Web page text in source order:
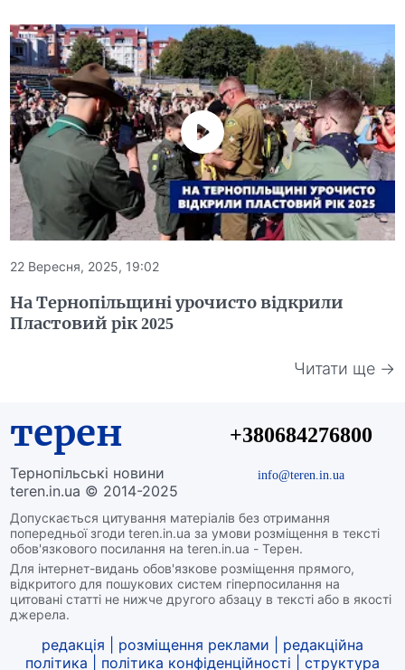
22 Вересня, 2025, 19:02
На Тернопільщині урочисто відкрили
Пластовий рік 2025
Читати ще →
терен
Тернопільські новини
teren.in.ua © 2014-2025
Допускається цитування матеріалів без отримання
попередньої згоди teren.in.ua за умови розміщення в тексті
обов'язкового посилання на teren.in.ua - Терен.
Для інтернет-видань обов'язкове розміщення прямого,
відкритого для пошукових систем гіперпосилання на
цитовані статті не нижче другого абзацу в тексті або в якості
джерела.
+380684276800
info@teren.in.ua
редакція розміщення реклами
редакційна
політика
політика конфіденційності структура